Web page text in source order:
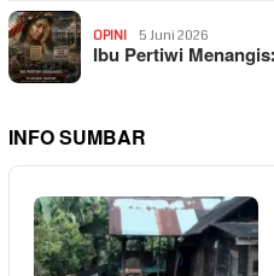
OPINI 5 Juni 2026
Ibu Pertiwi
INFO SUMBAR